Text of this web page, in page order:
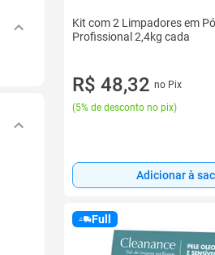
Kit com 2 Limpadores em
Profissional 2,4kg cada
R$ 48,32 no Pix
(5% de desconto no pix)
Adicionar à
Full